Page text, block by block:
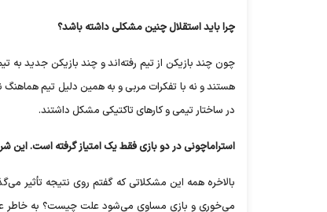
چرا باید استقلال چنین مشکلی داشته باشد؟
چون چند بازیکن از تیم رفته‌اند و چند بازیکن جدید به
هستند و نه با تفکرات مربی و به همین دلیل تیم
در ساختار تیمی و کارهای تاکتیکی مشکل داشتند.
استراماچونی در دو بازی فقط یک امتیاز گرفته است.
بالاخره همه این مشکلاتی که گفتم روی نتیجه تأثیر
می‌خوری و بازی مساوی می‌شود علت چیست؟ به خاطر عدم